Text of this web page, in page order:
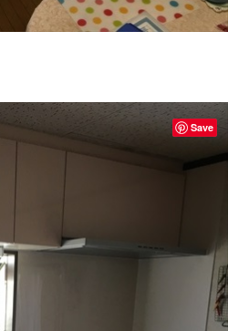
Save